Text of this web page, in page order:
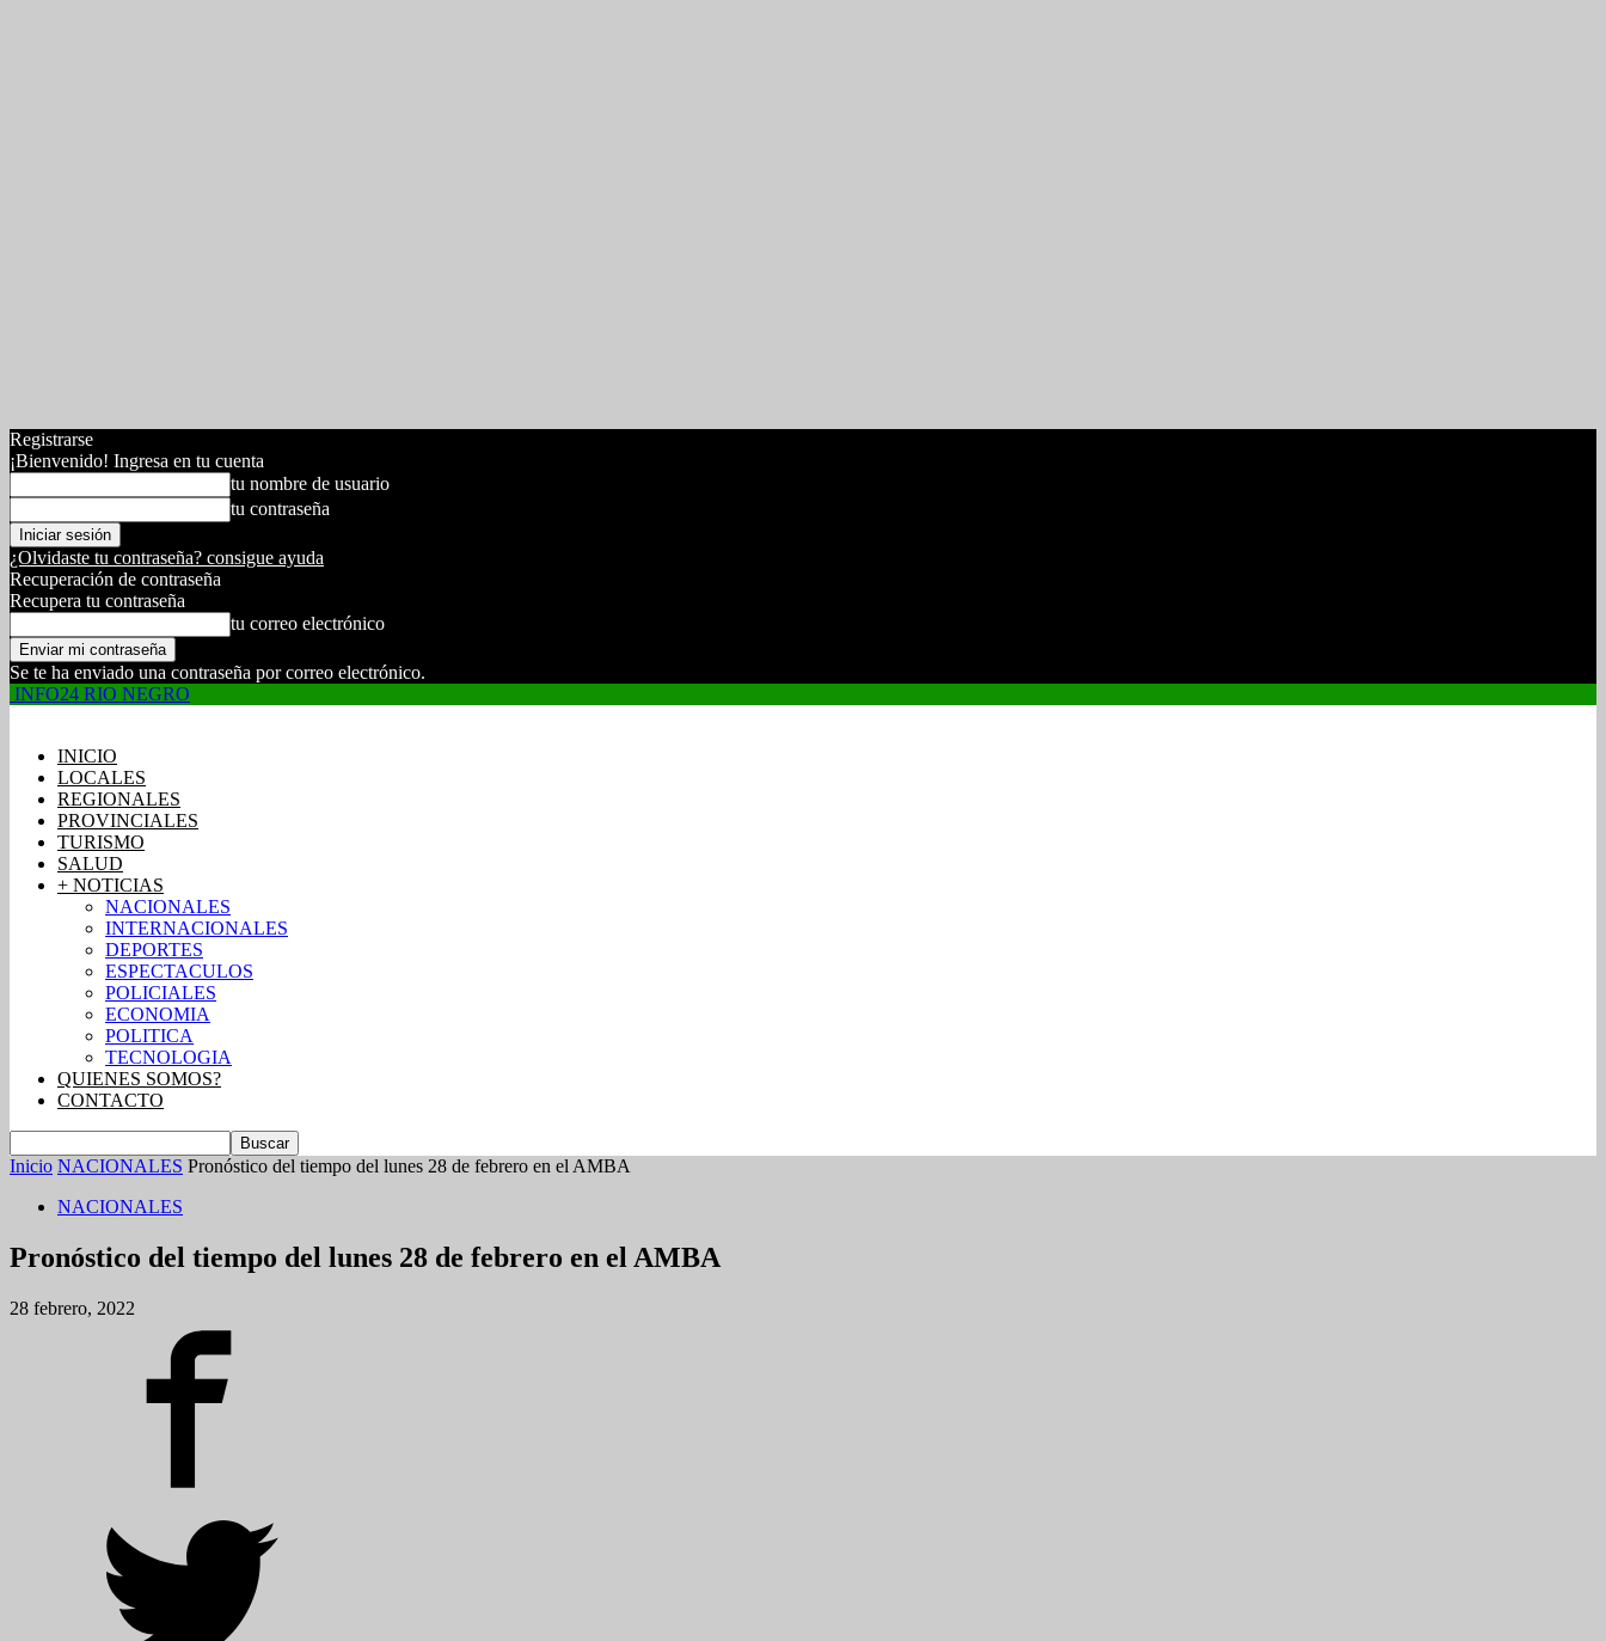
Registrarse
¡Bienvenido! Ingresa en tu cuenta
tu nombre de usuario
tu contraseña
¿Olvidaste tu contraseña? consigue ayuda
Recuperación de contraseña
Recupera tu contraseña
tu correo electrónico
Se te ha enviado una contraseña por correo electrónico.
INFO24 RIO NEGRO
INICIO
LOCALES
REGIONALES
PROVINCIALES
TURISMO
SALUD
+ NOTICIAS
NACIONALES
INTERNACIONALES
DEPORTES
ESPECTACULOS
POLICIALES
ECONOMIA
POLITICA
TECNOLOGIA
QUIENES SOMOS?
CONTACTO
Inicio NACIONALES Pronóstico del tiempo del lunes 28 de febrero en el AMBA
NACIONALES
Pronóstico del tiempo del lunes 28 de febrero en el AMBA
28 febrero, 2022